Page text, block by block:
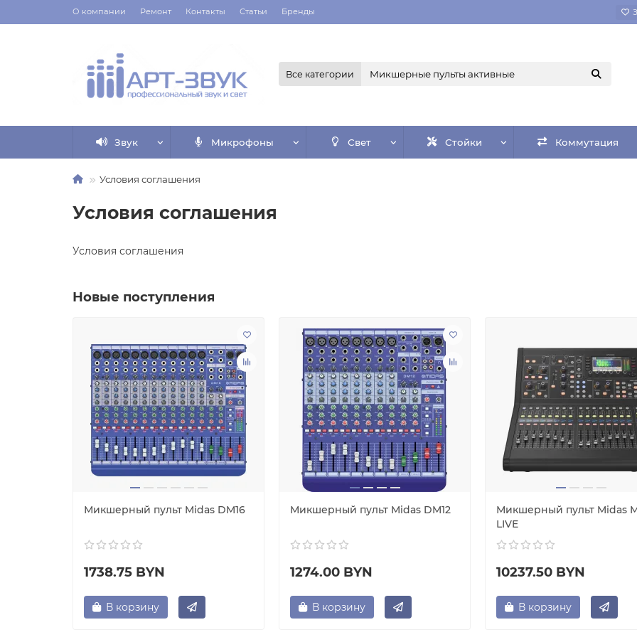
О компании Ремонт Контакты Статьи Бренды
Все категории
Звук Микрофоны Свет Стойки Коммутация
Условия соглашения
Условия соглашения
Условия соглашения
Новые поступления
Микшерный пульт Midas DM16
1738.75 BYN
В корзину
Микшерный пульт Midas DM12
1274.00 BYN
В корзину
Микшерный пульт Midas
LIVE
10237.50 BYN
В корзину